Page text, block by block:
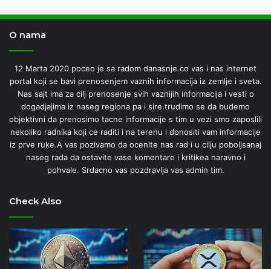
O nama
12 Marta 2020 poceo je sa radom danasnje.co vas i nas internet
portal koji se bavi prenosenjem vaznih informacija iz zemlje i sveta.
Nas sajt ima za cilj prenosenje svih vaznijih informacija i vesti o
dogadjajima iz naseg regiona pa i sire.trudimo se da budemo
objektivni da prenosimo tacne informacije s tim u vezi smo zaposlili
nekoliko radnika koji ce raditi i na terenu i donositi vam informacije
iz prve ruke.A vas pozivamo da ocenite nas rad i u cilju poboljsanaj
naseg rada da ostavite vase komentare i kritikea naravno i
pohvale. Srdacno vas pozdravlja vas admin tim.
Check Also